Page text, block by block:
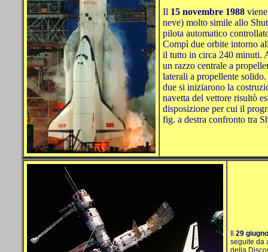
Il 15 novembre 1988
neve) molto simile allo
pilota automatico
Compì due orbite intorno
il tutto in circa 240 minuti.
un razzo centrale a
laterali a propellente
due si iniziarono la
navetta del vettore risultò
disposizione per cui il
fig. a destra confronto tra
29
seguite da
della